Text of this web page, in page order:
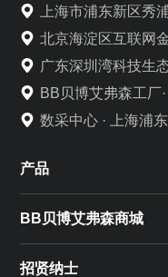
上海市浦东新区秀
北京海淀区互联网
广东深圳湾科技生
BB贝博艾弗森工厂
数采中心 · 上海浦
产品
BB贝博艾弗森商城
招贤纳士